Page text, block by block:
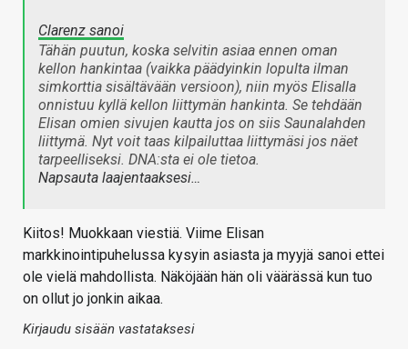
Clarenz sanoi
Tähän puutun, koska selvitin asiaa ennen oman
kellon hankintaa (vaikka päädyinkin lopulta ilman
simkorttia sisältävään versioon), niin myös Elisalla
onnistuu kyllä kellon liittymän hankinta. Se tehdään
Elisan omien sivujen kautta jos on siis Saunalahden
liittymä. Nyt voit taas kilpailuttaa liittymäsi jos näet
tarpeelliseksi. DNA:sta ei ole tietoa.
Napsauta laajentaaksesi…
Kiitos! Muokkaan viestiä. Viime Elisan
markkinointipuhelussa kysyin asiasta ja myyjä sanoi ettei
ole vielä mahdollista. Näköjään hän oli väärässä kun tuo
on ollut jo jonkin aikaa.
Kirjaudu sisään vastataksesi